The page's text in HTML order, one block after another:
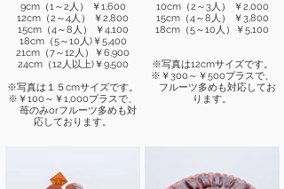
9cm（1～2人） ￥1,600
12cm（2～4人） ￥2,800
15cm（4～8人） ￥4,100
18cm（5～10人)￥5,400
21cm（7～12人）￥6,900
24cm（12人以上)￥9,500
※写真は１５cmサイズです。
※￥100～￥1,000プラスで、
苺のみorフルーツ多めも対
応しております。
10cm（2～3人） ￥2,000
15cm（4～8人） ￥3,800
18cm（5～10人）￥5,100
※写真は12cmサイズです。
※￥300～￥500プラスで、
フルーツ多めも対応してお
ります。